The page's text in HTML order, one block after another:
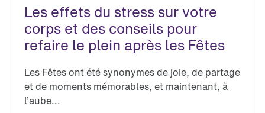
Les effets du stress sur votre
corps et des conseils pour
refaire le plein après les Fêtes
Les Fêtes ont été synonymes de joie, de partage
et de moments mémorables, et maintenant, à
l’aube...